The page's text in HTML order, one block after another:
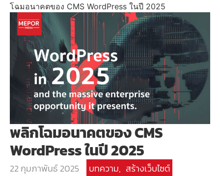
โฉมอนาคตของ CMS WordPress ในปี 2025
พลิกโฉมอนาคตของ CMS
WordPress ในปี 2025
22 กุมภาพันธ์ 2025 บทความ, สร้างเว็บไซต์